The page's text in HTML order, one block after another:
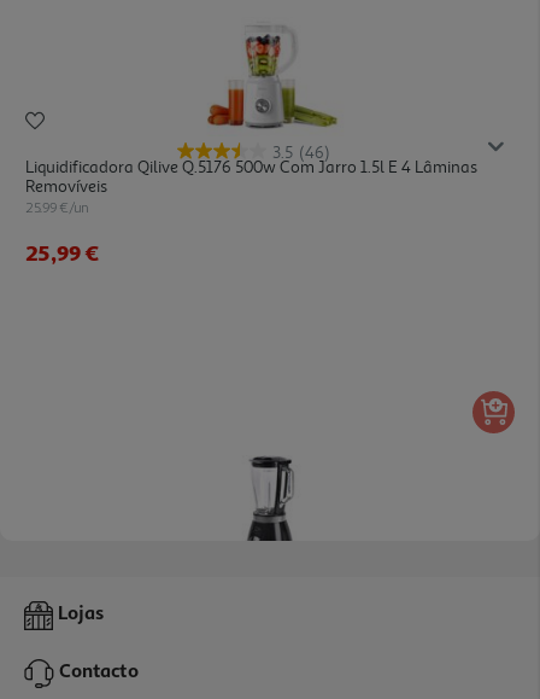
3.5 (46)
Liquidificadora Qilive Q.5176 500w Com Jarro 1.5l E 4 Lâminas
Removíveis
25.99 €/un
25,99 €
Liquidificadora Qilive Q.5291 1300w Com Jarro De Vidro 1.5l E 6
Lâminas
45,99 €
Lojas
Contacto